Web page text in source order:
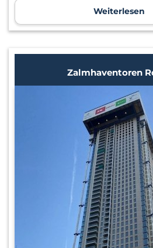
Weiterlesen
Zalmhaventoren